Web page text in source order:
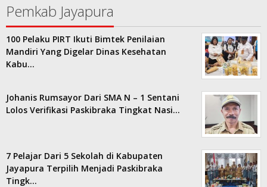
Pemkab Jayapura
100 Pelaku PIRT Ikuti Bimtek Penilaian
Mandiri Yang Digelar Dinas Kesehatan
Kabu…
Johanis Rumsayor Dari SMA N – 1 Sentani
Lolos Verifikasi Paskibraka Tingkat Nasi…
7 Pelajar Dari 5 Sekolah di Kabupaten
Jayapura Terpilih Menjadi Paskibraka
Tingk…